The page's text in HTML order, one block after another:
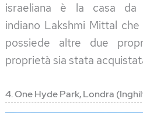
israeliana è la casa da
indiano Lakshmi Mittal
possiede altre due
proprietà sia stata
4. One Hyde Park, Londra